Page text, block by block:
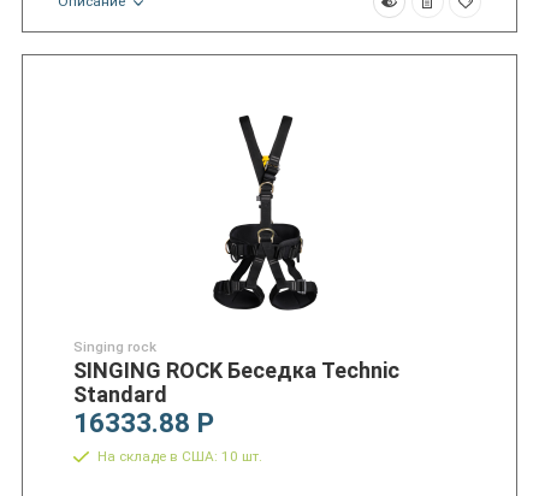
Singing rock
SINGING ROCK Беседка Technic
Standard
16333.88 Р
На складе в США: 10 шт.